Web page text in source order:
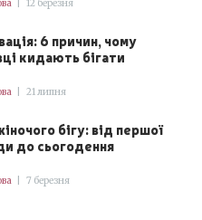
12 березня
6 причин, чому
кидають бігати
21 липня
бігу: від першої
до сьогодення
7 березня